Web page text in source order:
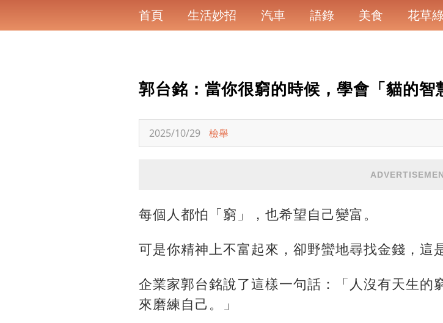
首頁 生活妙招 汽車 語錄 美食 花草
郭台銘：當你很窮的時候，學會「貓的智
2025/10/29 檢舉
每個人都怕「窮」，也希望自己變富。
可是你精神上不富起來，卻野蠻地尋找金錢，這
企業家郭台銘說了這樣一句話：「人沒有天生的
來磨練自己。」